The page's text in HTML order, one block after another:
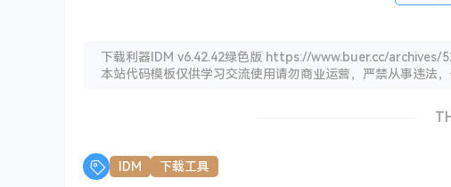
下载利器IDM v6.42.42绿色版 https://www.buer.cc/archives/
本站代码模板仅供学习交流使用请勿商业运营，严禁从事违法
IDM 下载工具